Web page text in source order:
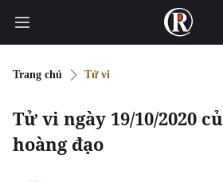
Trang chủ Tử vi
Tử vi ngày 19/10/2020
hoàng đạo